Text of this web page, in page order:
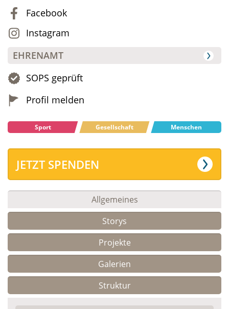
Facebook
Instagram
EHRENAMT
SOPS geprüft
Profil melden
Sport Gesellschaft Menschen
JETZT SPENDEN
Allgemeines
Storys
Projekte
Galerien
Struktur